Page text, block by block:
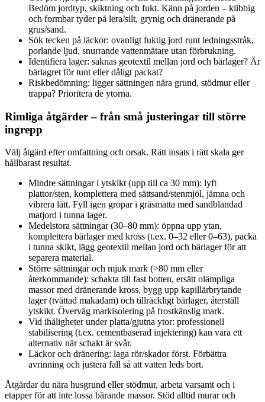
Bedöm jordtyp, skiktning och fukt. Känn på jorden – klibbig
och formbar tyder på lera/silt, grynig och dränerande på
grus/sand.
Sök tecken på läckor: ovanligt fuktig jord runt ledningsstråk,
porlande ljud, snurrande vattenmätare utan förbrukning.
Identifiera lager: saknas geotextil mellan jord och bärlager? Är
bärlagret för tunt eller dåligt packat?
Riskbedömning: ligger sättningen nära grund, stödmur eller
trappa? Prioritera de ytorna.
Rimliga åtgärder – från små justeringar till större
ingrepp
Välj åtgärd efter omfattning och orsak. Rätt insats i rätt skala ger
hållbarast resultat.
Mindre sättningar i ytskikt (upp till ca 30 mm): lyft
plattor/sten, komplettera med sättsand/stenmjöl, jämna och
vibrera lätt. Fyll igen gropar i gräsmatta med sandblandad
matjord i tunna lager.
Medelstora sättningar (30–80 mm): öppna upp ytan,
komplettera bärlager med kross (t.ex. 0–32 eller 0–63), packa
i tunna skikt, lägg geotextil mellan jord och bärlager för att
separera material.
Större sättningar och mjuk mark (>80 mm eller
återkommande): schakta till fast botten, ersätt olämpliga
massor med dränerande kross, bygg upp kapillärbrytande
lager (tvättad makadam) och tillräckligt bärlager, återställ
ytskikt. Överväg markisolering på frostkänslig mark.
Vid ihåligheter under platta/gjutna ytor: professionell
stabilisering (t.ex. cementbaserad injektering) kan vara ett
alternativ när schakt är svår.
Läckor och dränering: laga rör/skador först. Förbättra
avrinning och justera fall så att vatten leds bort.
Åtgärdar du nära husgrund eller stödmur, arbeta varsamt och i
etapper för att inte lossa bärande massor. Stöd alltid murar och